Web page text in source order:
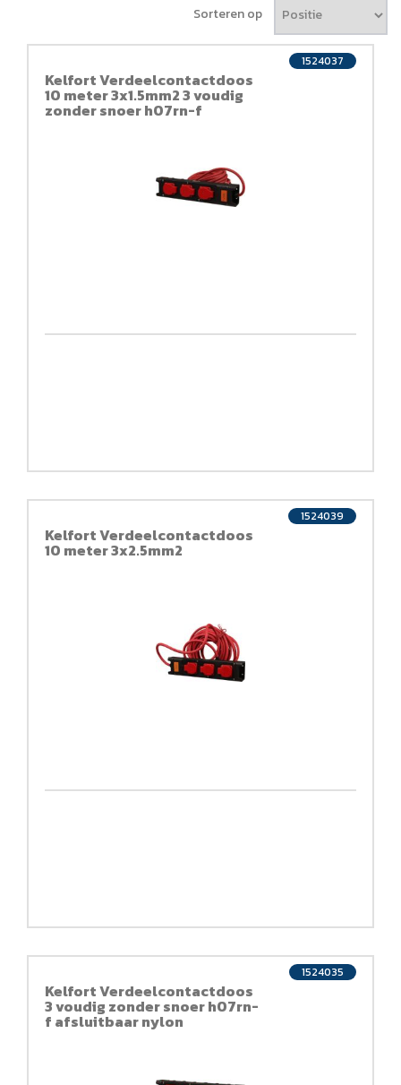
Sorteren op
Kelfort Verdeelcontactdoos
10 meter 3x1.5mm2 3 voudig
zonder snoer h07rn-f
1524037
Kelfort Verdeelcontactdoos
10 meter 3x2.5mm2
1524039
Kelfort Verdeelcontactdoos
3 voudig zonder snoer h07rn-
f afsluitbaar nylon
1524035